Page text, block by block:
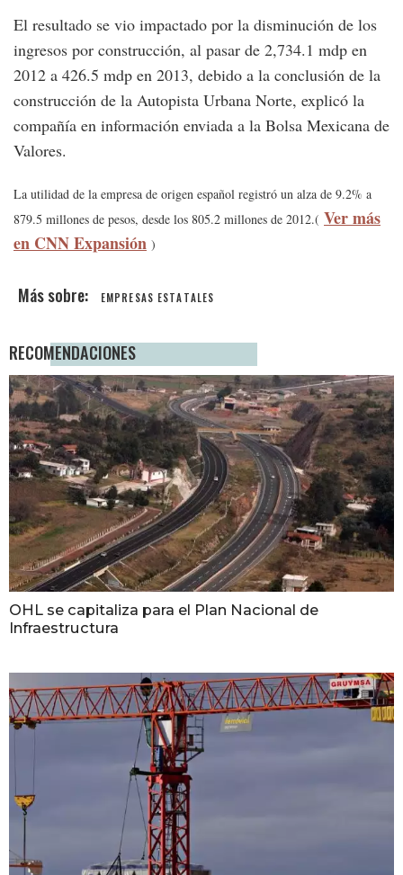
El resultado se vio impactado por la disminución de los
ingresos por construcción, al pasar de 2,734.1 mdp en
2012 a 426.5 mdp en 2013, debido a la conclusión de la
construcción de la Autopista Urbana Norte, explicó la
compañía en información enviada a la Bolsa Mexicana de
Valores.
La utilidad de la empresa de origen español registró un alza de 9.2% a
879.5 millones de pesos, desde los 805.2 millones de 2012.( Ver más
en CNN Expansión )
EMPRESAS ESTATALES
RECOMENDACIONES
OHL se capitaliza para el Plan Nacional de
Infraestructura